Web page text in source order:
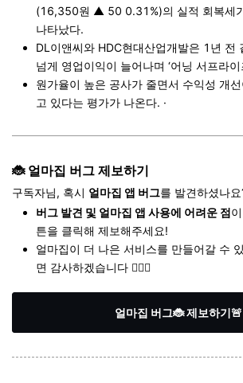
(16,350원 ▲ 50 0.31%)의 실적 회복세
나타났다.
DL이앤씨와 HDC현대산업개발은 1년 전
넘게 영업이익이 늘어나며 ‘어닝 서프라이
원가율이 높은 공사가 줄면서 수익성 개
고 있다는 평가가 나온다. ·
🐞얼마집 버그 제보하기
구독자님, 혹시 얼마집 앱 버그를 발견하셨나요
버그 발견 및 얼마집 앱 사용에 어려운 점
튼을 클릭해 제보해주세요!
얼마집이 더 나은 서비스를 만들어갈 수
면 감사하겠습니다 🙇🏻‍♀️
얼마집 버그🐞 제보하기🚨